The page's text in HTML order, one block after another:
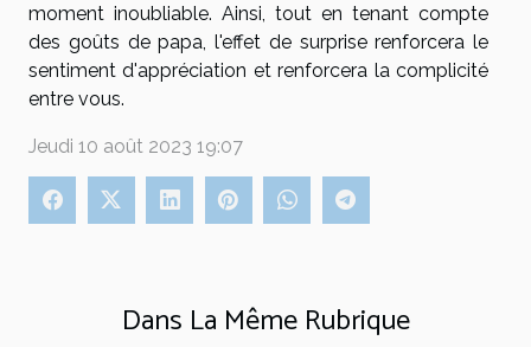
moment inoubliable. Ainsi, tout en tenant compte
des goûts de papa, l'effet de surprise renforcera le
sentiment d'appréciation et renforcera la complicité
entre vous.
Jeudi 10 août 2023 19:07
Dans La Même Rubrique